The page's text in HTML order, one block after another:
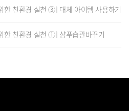
한 친환경 실천 ③] 대체 아이템 사용하기
한 친환경 실천 ①] 샴푸습관바꾸기